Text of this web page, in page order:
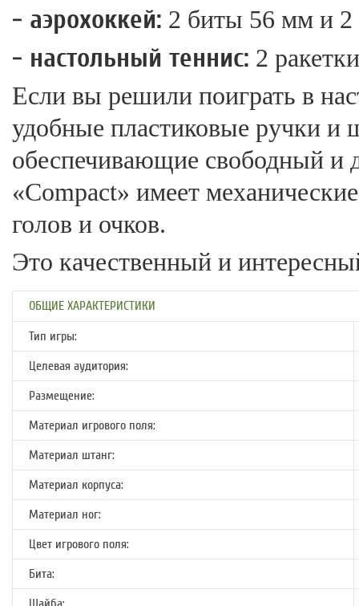
- аэрохоккей: 2 биты 56 мм и
- настольный теннис: 2
Если вы решили поиграть в
удобные пластиковые ручки и
обеспечивающие свободный
«Compact» имеет
голов и очков.
Это качественный и
ОБЩИЕ ХАРАКТЕРИСТИКИ
Тип игры:
Целевая аудитория:
Размещение:
Материал игрового поля:
Материал штанг:
Материал корпуса:
Материал ног:
Цвет игрового поля:
Бита: